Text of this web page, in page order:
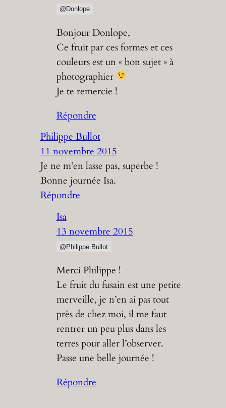
@Donlope
Bonjour Donlope,
Ce fruit par ces formes et ces
couleurs est un « bon sujet » à
photographier
Je te remercie !
Répondre
Philippe Bullot
11 novembre 2015
Je ne m’en lasse pas, superbe !
Bonne journée Isa.
Répondre
Isa
13 novembre 2015
@Philippe Bullot
Merci Philippe !
Le fruit du fusain est une petite
merveille, je n’en ai pas tout
près de chez moi, il me faut
rentrer un peu plus dans les
terres pour aller l’observer.
Passe une belle journée !
Répondre